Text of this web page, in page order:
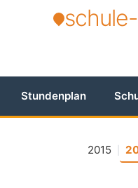
schule-
Stundenplan
2015